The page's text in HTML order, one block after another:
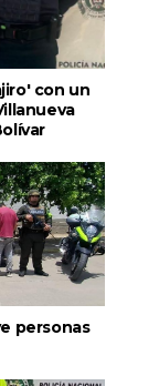
con un
personas